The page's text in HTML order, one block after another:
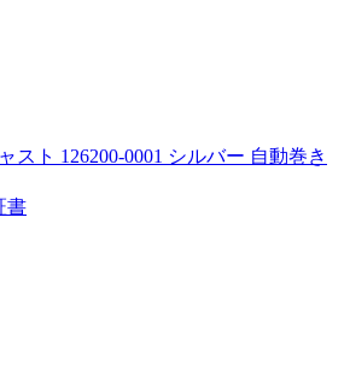
スト 126200-0001 シルバー 自動巻き
書